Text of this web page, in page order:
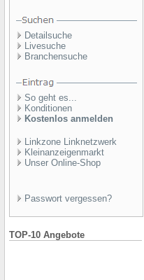
Detailsuche
Livesuche
Branchensuche
So geht es...
Konditionen
Kostenlos anmelden
Linkzone Linknetzwerk
Kleinanzeigenmarkt
Unser Online-Shop
Passwort vergessen?
TOP-10 Angebote